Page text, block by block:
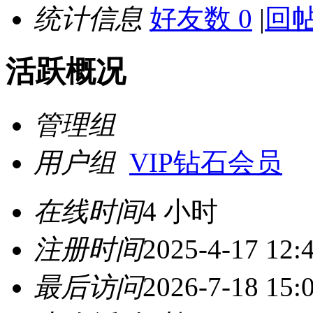
统计信息 好友数 0 | 回
活跃概况
管理组
用户组 VIP钻石会员
在线时间4 小时
注册时间2025-4-17
最后访问2026-7-18